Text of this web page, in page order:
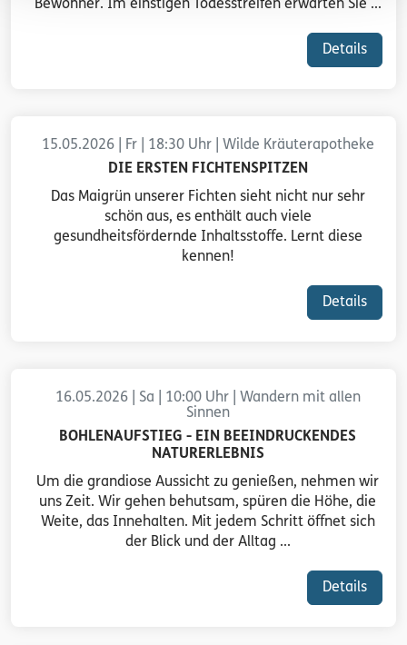
Bewohner. Im einstigen Todesstreifen erwarten Sie ...
Details
15.05.2026 | Fr | 18:30 Uhr | Wilde Kräuterapotheke
DIE ERSTEN FICHTENSPITZEN
Das Maigrün unserer Fichten sieht nicht nur sehr
schön aus, es enthält auch viele
gesundheitsfördernde Inhaltsstoffe. Lernt diese
kennen!
Details
16.05.2026 | Sa | 10:00 Uhr | Wandern mit allen
Sinnen
BOHLENAUFSTIEG - EIN BEEINDRUCKENDES
NATURERLEBNIS
Um die grandiose Aussicht zu genießen, nehmen wir
uns Zeit. Wir gehen behutsam, spüren die Höhe, die
Weite, das Innehalten. Mit jedem Schritt öffnet sich
der Blick und der Alltag ...
Details